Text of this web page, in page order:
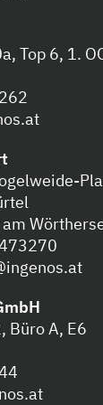
Top 6, 1.
Büro A, E6